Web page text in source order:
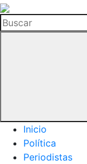
La
Hemeroteca
del
Buscar
Inicio
Política
Periodistas